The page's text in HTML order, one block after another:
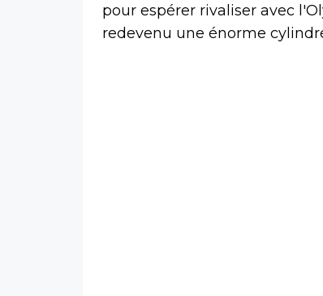
pour espérer rivaliser avec
redevenu une énorme